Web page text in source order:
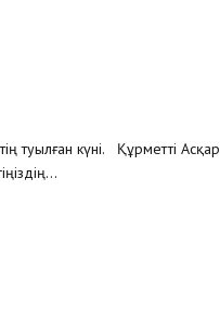
туылған күні. Құрметті Асқар